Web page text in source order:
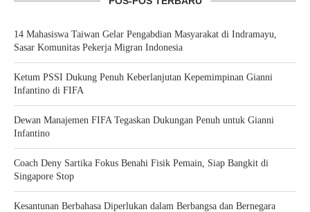
14 Mahasiswa Taiwan Gelar Pengabdian Masyarakat di Indramayu,
Sasar Komunitas Pekerja Migran Indonesia
Ketum PSSI Dukung Penuh Keberlanjutan Kepemimpinan Gianni
Infantino di FIFA
Dewan Manajemen FIFA Tegaskan Dukungan Penuh untuk Gianni
Infantino
Coach Deny Sartika Fokus Benahi Fisik Pemain, Siap Bangkit di
Singapore Stop
Kesantunan Berbahasa Diperlukan dalam Berbangsa dan Bernegara